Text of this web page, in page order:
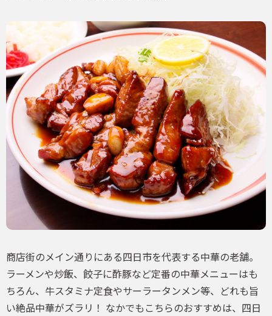
商店街のメイン通りにある四日市を代表する中華の老舗。
ラーメンや炒飯、餃子に酢豚など定番の中華メニューはも
ちろん、牛スタミナ定食やサーラータンメン等、どれも旨
い絶品中華がズラリ！ なかでもこちらのおすすめは、四日